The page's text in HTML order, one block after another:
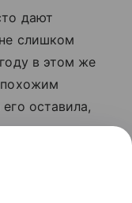
дают
слишком
в этом же
оставила,
такая же